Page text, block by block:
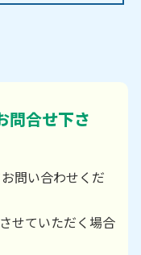
問合せ下さ
問い合わせくだ
せていただく場合